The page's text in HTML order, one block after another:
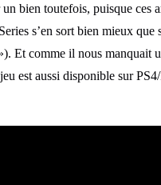
bien toutefois, puisque ces
s’en sort bien mieux
Et comme il nous manquait
est aussi disponible sur